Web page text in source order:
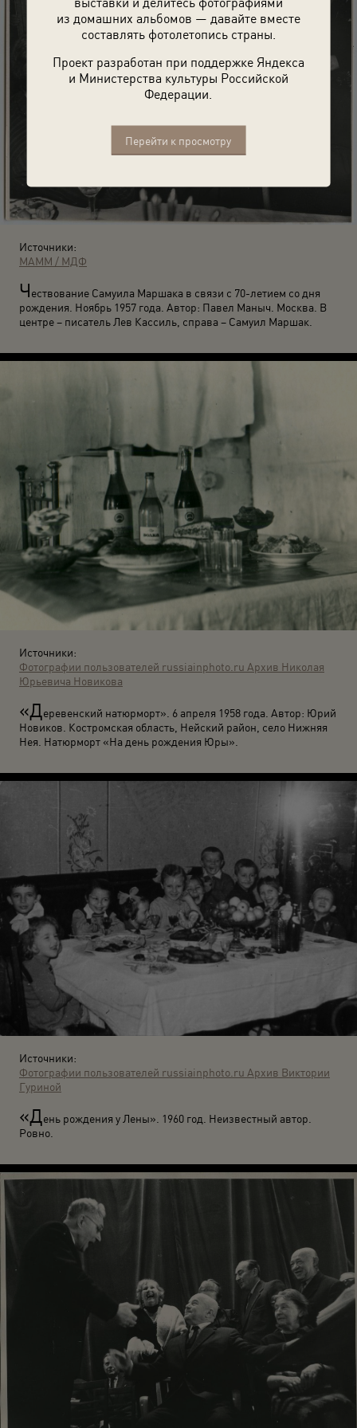
из домашних альбомов — давайте вместе
составлять фотолетопись страны.
Проект разработан при поддержке Яндекса
и Министерства культуры Российской
Федерации.
Перейти к просмотру
Источники:
МАММ / МДФ
Чествование Самуила Маршака в связи с 70-летием со дня
рождения. Ноябрь 1957 года. Автор: Павел Маныч. Москва. В
центре – писатель Лев Кассиль, справа – Самуил Маршак.
Источники:
Фотографии пользователей russiainphoto.ru Архив Николая
Юрьевича Новикова
«Деревенский натюрморт». 6 апреля 1958 года. Автор: Юрий
Новиков. Костромская область, Нейский район, село Нижняя
Нея. Натюрморт «На день рождения Юры».
Источники:
Фотографии пользователей russiainphoto.ru Архив Виктории
Гуриной
«День рождения у Лены». 1960 год. Неизвестный автор.
Ровно.